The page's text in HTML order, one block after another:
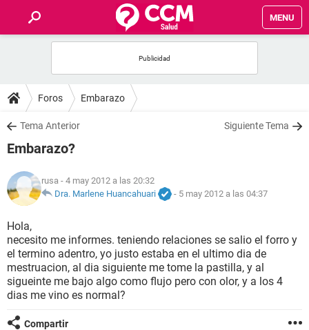
MENU
FOROS
SALUD
NUTRICIÓN
BIENESTAR
SEXUALIDAD
GLOSARIO
Foros Embarazo
Tema Anterior Siguiente Tema
Embarazo?
rusa - 4 may 2012 a las 20:32
Dra. Marlene Huancahuari
- 5 may 2012 a las 04:37
Hola,
necesito me informes. teniendo relaciones se salio el forro y
el termino adentro, yo justo estaba en el ultimo dia de
mestruacion, al dia siguiente me tome la pastilla, y al
sigueinte me bajo algo como flujo pero con olor, y a los 4
dias me vino es normal?
Compartir